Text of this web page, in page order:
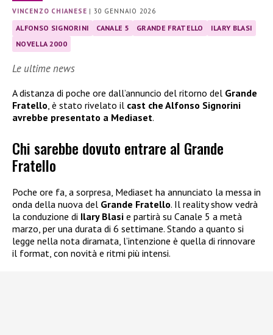
VINCENZO CHIANESE |30 GENNAIO 2026
ALFONSO SIGNORINI CANALE 5 GRANDE FRATELLO
ILARY BLASI
NOVELLA 2000
Le ultime news
A distanza di poche ore dall’annuncio del ritorno del Grande
Fratello , è stato rivelato il cast che Alfonso Signorini
avrebbe presentato a Mediaset.
Chi sarebbe dovuto entrare al Grande
Fratello
Poche ore fa, a sorpresa, Mediaset ha annunciato la messa in
onda della nuova del Grande Fratello. Il reality show vedrà
la conduzione di Ilary Blasi e partirà su Canale 5 a metà
marzo, per una durata di 6 settimane. Stando a quanto si
legge nella nota diramata, l’intenzione è quella di rinnovare
il format, con novità e ritmi più intensi.